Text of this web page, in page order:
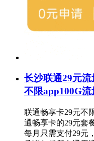
长沙联通29元
不限app100G
联通畅享卡29元不
通畅享卡的29元套
每月只需支付29元